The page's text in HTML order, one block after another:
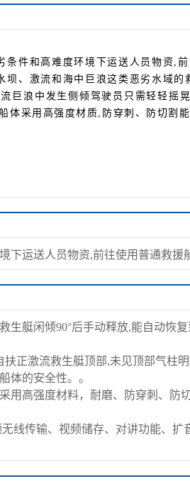
条件和高难度环境下运送人员物资,
坝、激流和海中巨浪这类恶劣水域
巨浪中发生侧倾驾驶员只需轻轻摇
体采用高强度材质,防穿刺、防切割
下运送人员物资,前往使用普通救援
生艇闲倾90°后手动释放,能自动恢
正激流救生艇顶部,未见顶部气柱
体的安全性。。
用高强度材料，耐磨、防穿刺、防
线传输、视频储存、对讲功能、扩